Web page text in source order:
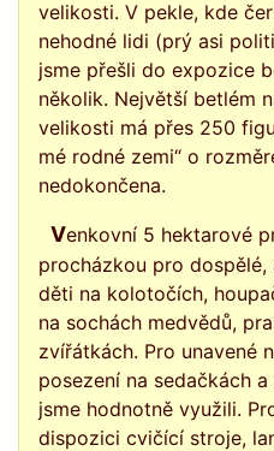
velikosti. V pekle, kde
nehodné lidi (prý asi
jsme přešli do expozice
několik. Největší betlém
velikosti má přes 250
mé rodné zemi“ o
nedokončena.
Venkovní 5 hektarové prostory jsou příjemnou
procházkou pro
děti na kolotočích,
na sochách medvědů,
zvířátkách. Pro unavené
posezení na sedačkách
jsme hodnotně využili.
dispozici cvičící stroje,